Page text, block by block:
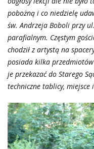
pobożną i co niedzielę
św. Andrzeja Boboli przy
parafialnym. Częstym
chodził z artystą na
posiada kilka
je przekazać do Starego
techniczne tablicy, miejsce